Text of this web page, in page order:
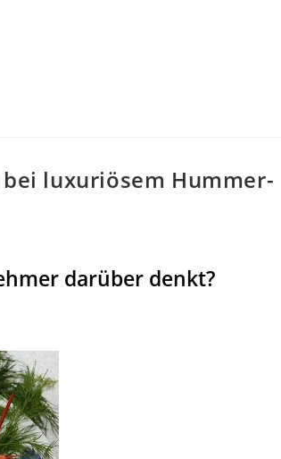
luxuriösem Hummer-
darüber denkt?